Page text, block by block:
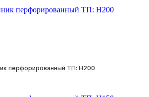
перфорированный ТП: H200